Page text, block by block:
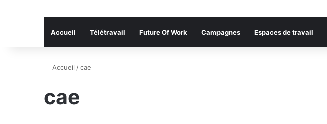
Accueil Télétravail Future Of Work Campagnes Espaces de travail
Accueil /cae
cae